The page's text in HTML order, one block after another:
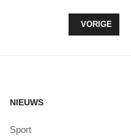
VORIG
VORIGE
NIEUWS
Sport